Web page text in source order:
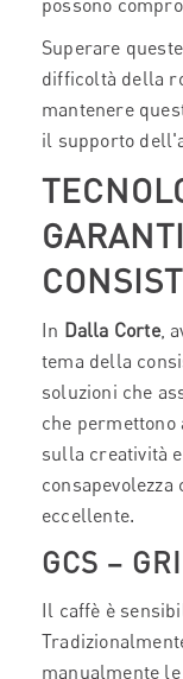
possono
Superare
difficoltà della
mantenere
il supporto
In Dalla Corte,
tema della
soluzioni che
che
sulla creatività
eccellente.
GCS –
Il caffè è
manualmente